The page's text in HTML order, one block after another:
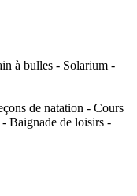
à bulles - Solarium -
de natation - Cours
Baignade de loisirs -